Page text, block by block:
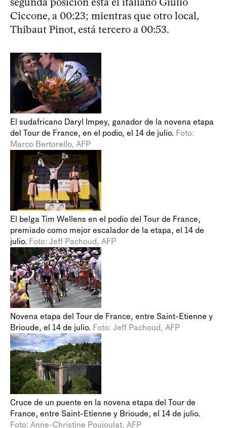
Ciccone, a 00:23; mientras que otro local,
Thibaut Pinot, está tercero a 00:53.
El sudafricano Daryl Impey, ganador de la novena etapa
del Tour de France, en el podio, el 14 de julio. Foto:
Marco Bertorello, AFP
El belga Tim Wellens en el podio del Tour de France,
premiado como mejor escalador de la etapa, el 14 de
julio. Foto: Jeff Pachoud, AFP
Novena etapa del Tour de France, entre Saint-Etienne y
Brioude, el 14 de julio. Foto: Jeff Pachoud, AFP
Cruce de un puente en la novena etapa del Tour de
France, entre Saint-Etienne y Brioude, el 14 de julio.
Foto: Anne-Christine Poujoulat, AFP